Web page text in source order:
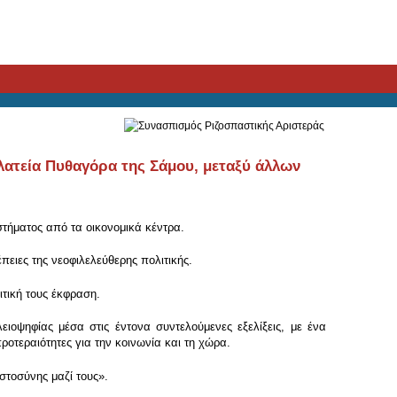
Πυθαγόρα της Σάμου, μεταξύ άλλων
από τα οικονομικά κέντρα.
της νεοφιλελεύθερης πολιτικής.
τους έκφραση.
μέσα στις έντονα συντελούμενες εξελίξεις, με ένα
για την κοινωνία και τη χώρα.
μαζί τους».